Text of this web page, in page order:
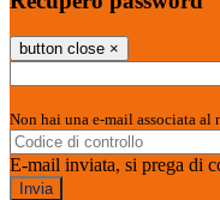
button close ×
Non hai una e-mail associata al
E-mail inviata, si prega di